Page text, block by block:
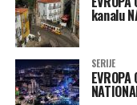
kanalu
SERIJE